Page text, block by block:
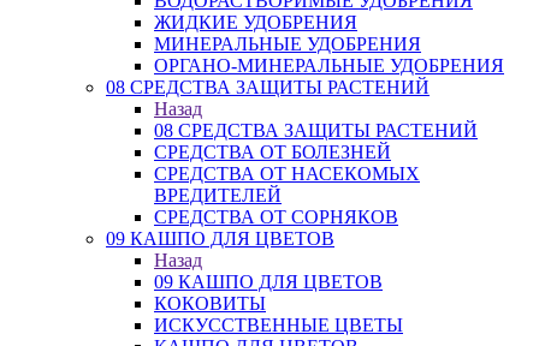
ЖИДКИЕ УДОБРЕНИЯ
МИНЕРАЛЬНЫЕ УДОБРЕНИЯ
ОРГАНО-МИНЕРАЛЬНЫЕ УДОБРЕНИЯ
08 СРЕДСТВА ЗАЩИТЫ РАСТЕНИЙ
Назад
08 СРЕДСТВА ЗАЩИТЫ РАСТЕНИЙ
СРЕДСТВА ОТ БОЛЕЗНЕЙ
СРЕДСТВА ОТ НАСЕКОМЫХ
ВРЕДИТЕЛЕЙ
СРЕДСТВА ОТ СОРНЯКОВ
09 КАШПО ДЛЯ ЦВЕТОВ
Назад
09 КАШПО ДЛЯ ЦВЕТОВ
КОКОВИТЫ
ИСКУССТВЕННЫЕ ЦВЕТЫ